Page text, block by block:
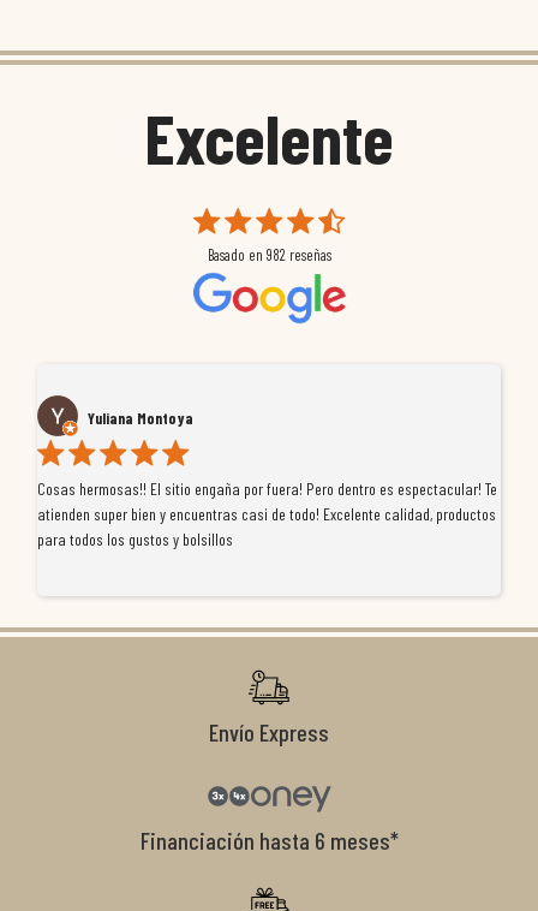
Excelente
Basado en 982 reseñas
Yuliana Montoya
Cosas hermosas!! El sitio engaña por fuera! Pero dentro es espectacular! Te
atienden super bien y encuentras casi de todo! Excelente calidad, productos
para todos los gustos y bolsillos
Envío Express
Financiación hasta 6 meses*